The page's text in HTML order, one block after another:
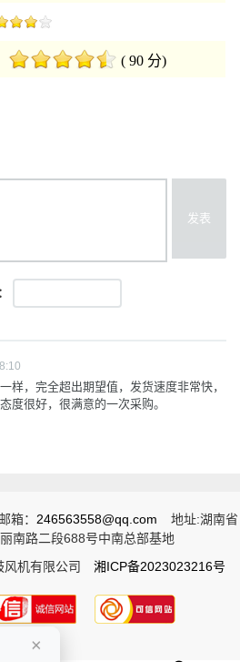
( 90 分)
发表
样，完全超出期望值，发货速度非常快，
度很好，很满意的一次采购。
邮箱： 246563558@qq.com
地址:湖南省
南路二段688号中南总部基地
风机有限公司 湘ICP备2023023216号
×